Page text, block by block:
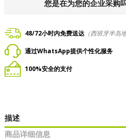
您是在为您的企业采购
48/72小时内免费送达 （西班牙半岛
通过WhatsApp提供个性化服务
100%安全的支付
描述
商品详细信息